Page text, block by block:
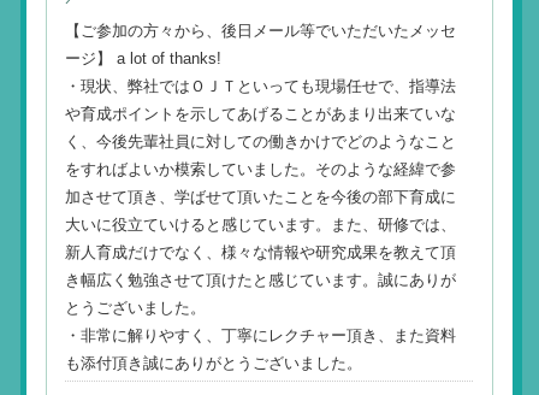
【ご参加の方々から、後日メール等でいただいたメッセ
ージ】 a lot of thanks!
・現状、弊社ではＯＪＴといっても現場任せで、指導法
や育成ポイントを示してあげることがあまり出来ていな
く、今後先輩社員に対しての働きかけでどのようなこと
をすればよいか模索していました。そのような経緯で参
加させて頂き、学ばせて頂いたことを今後の部下育成に
大いに役立ていけると感じています。また、研修では、
新人育成だけでなく、様々な情報や研究成果を教えて頂
き幅広く勉強させて頂けたと感じています。誠にありが
とうございました。
・非常に解りやすく、丁寧にレクチャー頂き、また資料
も添付頂き誠にありがとうございました。